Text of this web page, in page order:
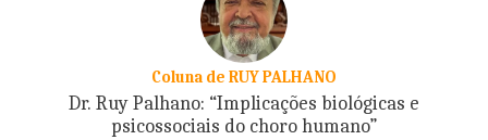
Coluna de RUY PALHANO
Dr. Ruy Palhano: “Implicações biológicas e
psicossociais do choro humano”